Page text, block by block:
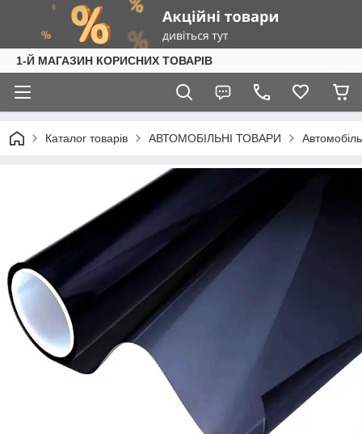
1-Й МАГАЗИН КОРИСНИХ ТОВАРІВ
Каталог товарів АВТОМОБІЛЬНІ ТОВАРИ